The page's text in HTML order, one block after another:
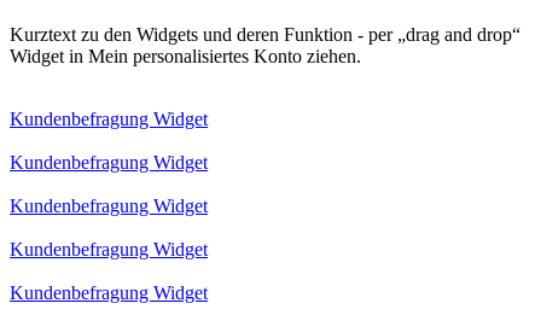
Kurztext zu den Widgets und deren Funktion - per „drag and drop“
Widget in Mein personalisiertes Konto ziehen.
Kundenbefragung Widget
Kundenbefragung Widget
Kundenbefragung Widget
Kundenbefragung Widget
Kundenbefragung Widget